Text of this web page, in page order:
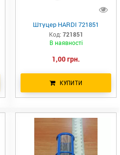
Штуцер HARDI 721851
Код: 721851
В наявності
1,00 грн.
КУПИТИ